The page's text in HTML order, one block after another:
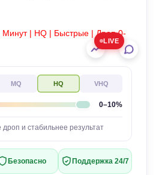
LIVE
MQ HQ VHQ
0–10%
и стабильнее результат
Безопасно Поддержка 24/7